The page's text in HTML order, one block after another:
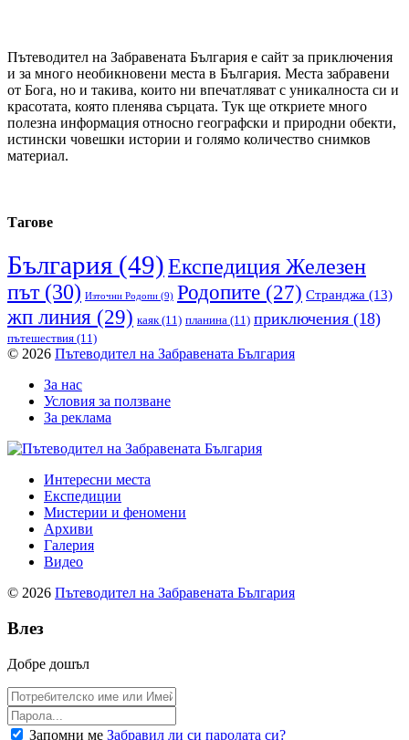
Пътеводител на Забравената България е сайт за приключения
и за много необикновени места в България. Места забравени
от Бога, но и такива, които ни впечатляват с уникалноста си и
красотата, която пленява сърцата. Тук ще откриете много
полезна информация относно географски и природни обекти,
истински човешки истории и голямо количество снимков
материал.
Тагове
България (49)Експедиция Железен
път(30) Източни Родопи (9) Родопите (27) Странджа (13)
жп линия (29) каяк(11) планина (11) приключения (18)
пътешествия (11)
© 2026 Пътеводител на Забравената България
За нас
Условия за ползване
За реклама
Интересни места
Експедиции
Мистерии и феномени
Архиви
Галерия
Видео
© 2026 Пътеводител на Забравената България
Влез
Добре дошъл
Запомни ме Забравил ли си паролата си?